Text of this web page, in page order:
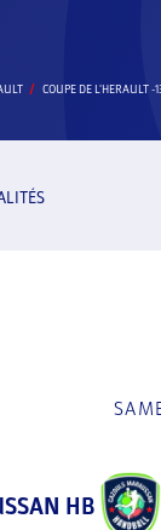
COUPE DE L'HERAULT -
HB